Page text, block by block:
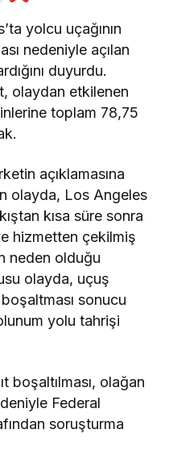
yolcu uçağının
nedeniyle açılan
duyurdu.
olaydan etkilenen
toplam 78,75
açıklamasına
olayda, Los Angeles
kısa süre sonra
hizmetten çekilmiş
neden olduğu
olayda, uçuş
sonucu
yolu tahrişi
boşaltılması, olağan
Federal
soruşturma